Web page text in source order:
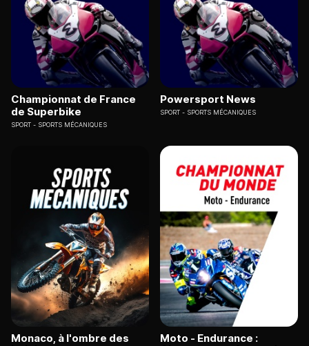
Championnat de France
de Superbike
SPORT SPORTS MÉCANIQUES
Powersport News
SPORT SPORTS MÉCANIQUES
Monaco, à l'ombre des
Moto - Endurance :